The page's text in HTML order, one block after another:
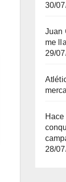
30/
Juan
me
29/
28/